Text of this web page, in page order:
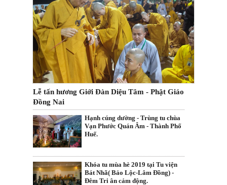
Lễ tấn hương Giới Đàn Diệu Tâm - Phật Giáo
Đồng Nai
Hạnh cúng dường - Trùng tu chùa
Vạn Phước Quán Âm - Thành Phố
Huế.
Khóa tu mùa hè 2019 tại Tu viện
Bát Nhã( Bảo Lộc-Lâm Đồng) -
Đêm Tri ân cảm động.